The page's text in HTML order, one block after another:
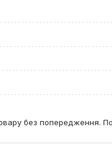
без попередження.